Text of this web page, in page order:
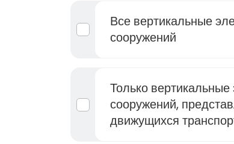
Все вертикальные
сооружений
Только
сооружений,
движущихся